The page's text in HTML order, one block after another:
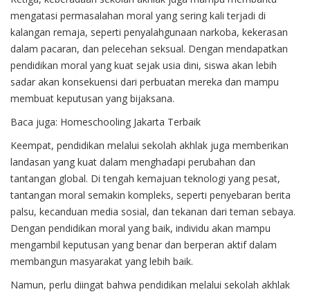
mengatasi permasalahan moral yang sering kali terjadi di
kalangan remaja, seperti penyalahgunaan narkoba, kekerasan
dalam pacaran, dan pelecehan seksual. Dengan mendapatkan
pendidikan moral yang kuat sejak usia dini, siswa akan lebih
sadar akan konsekuensi dari perbuatan mereka dan mampu
membuat keputusan yang bijaksana.
Baca juga: Homeschooling Jakarta Terbaik
Keempat, pendidikan melalui sekolah akhlak juga memberikan
landasan yang kuat dalam menghadapi perubahan dan
tantangan global. Di tengah kemajuan teknologi yang pesat,
tantangan moral semakin kompleks, seperti penyebaran berita
palsu, kecanduan media sosial, dan tekanan dari teman sebaya.
Dengan pendidikan moral yang baik, individu akan mampu
mengambil keputusan yang benar dan berperan aktif dalam
membangun masyarakat yang lebih baik.
Namun, perlu diingat bahwa pendidikan melalui sekolah akhlak